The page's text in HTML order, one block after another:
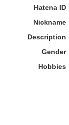
Hatena ID
Nickname
Description
Gender
Hobbies